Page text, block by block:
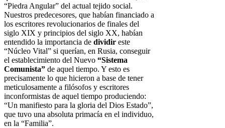
“Piedra Angular” del actual tejido social.
Nuestros predecesores, que habían financiado a
los escritores revolucionarios de finales del
siglo XIX y principios del siglo XX, habían
entendido la importancia de dividir este
“Núcleo Vital” si querían, en Rusia, conseguir
el establecimiento del Nuevo “Sistema
Comunista” de aquel tiempo. Y esto es
precisamente lo que hicieron a base de tener
meticulosamente a filósofos y escritores
inconformistas de aquel tiempo produciendo:
“Un manifiesto para la gloria del Dios Estado”,
que tuvo una absoluta primacía en el individuo,
en la “Familia”.